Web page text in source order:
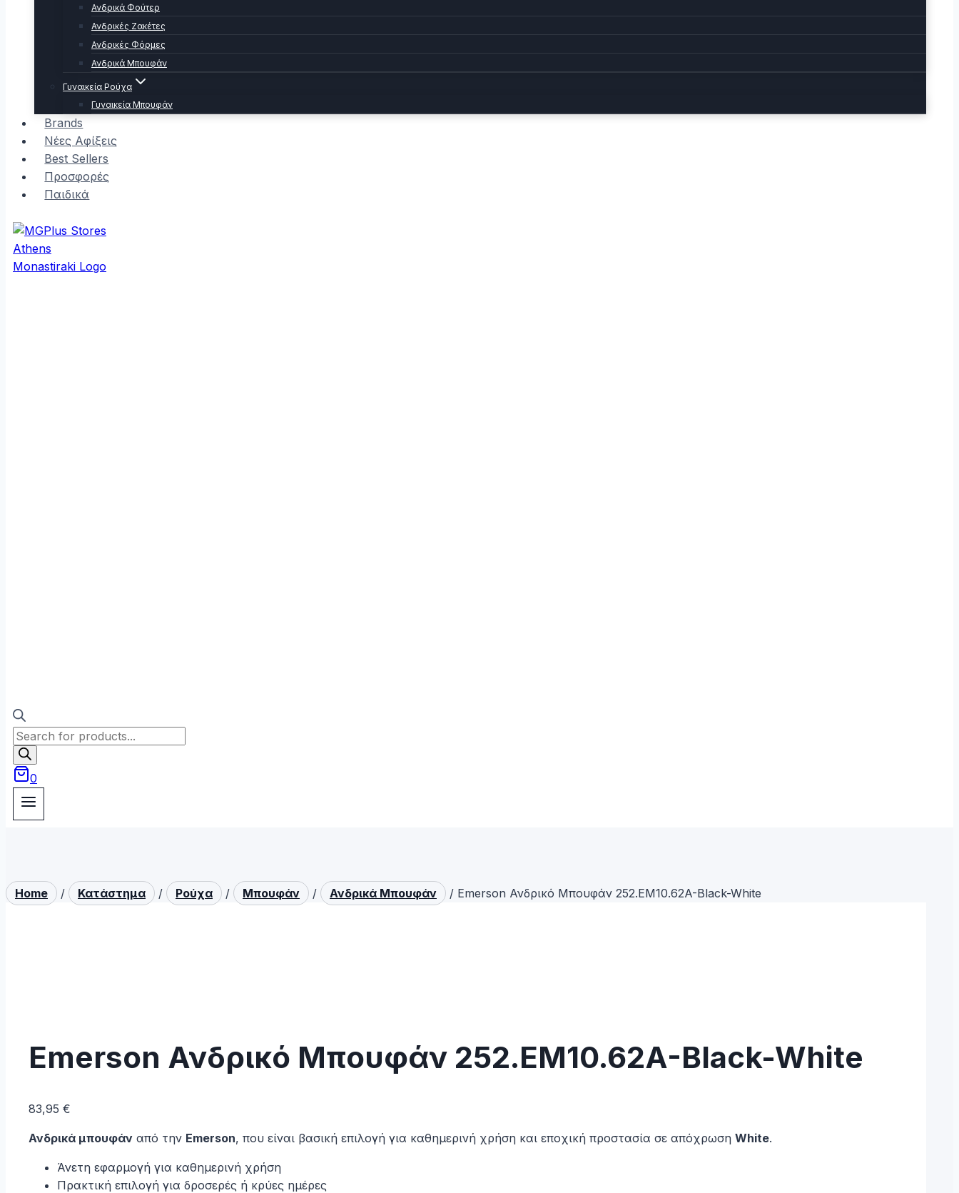
Ανδρικά Φούτερ
Ανδρικές Ζακέτες
Ανδρικές Φόρμες
Ανδρικά Μπουφάν
Γυναικεία Ρούχα
Γυναικεία Μπουφάν
Brands
Νέες Αφίξεις
Best Sellers
Προσφορές
Παιδικά
Products
search
0
Home / Κατάστημα / Ρούχα / Μπουφάν / Ανδρικά Μπουφάν / Emerson Ανδρικό Μπουφάν 252.EM10.62A-Black-White
Emerson Ανδρικό Μπουφάν 252.EM10.62A-Black-White
83,95 €
Ανδρικά μπουφάν από την Emerson, που είναι βασική επιλογή για καθημερινή χρήση και εποχική προστασία σε απόχρωση White.
Άνετη εφαρμογή για καθημερινή χρήση
Πρακτική επιλογή για δροσερές ή κρύες ημέρες